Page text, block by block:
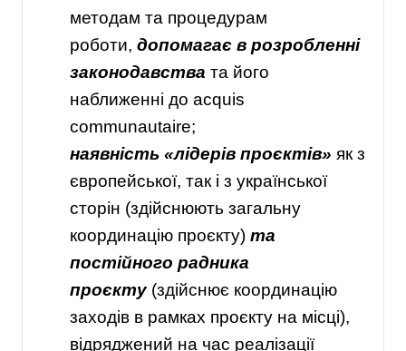
методам та процедурам
роботи, допомагає в розробленні
законодавства та його
наближенні до acquis
communautaire;
наявність «лідерів проєктів» як з
європейської, так і з української
сторін (здійснюють загальну
координацію проєкту) та
постійного радника
проєкту(здійснює координацію
заходів в рамках проєкту на місці),
відряджений на час реалізації